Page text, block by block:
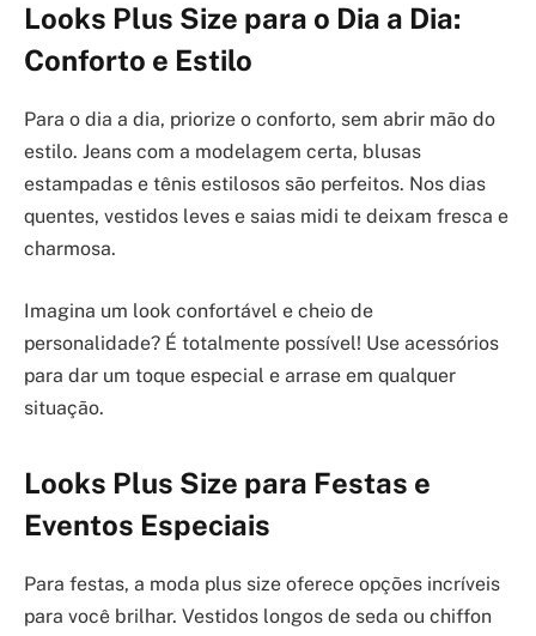
Looks Plus Size para o Dia a Dia:
Conforto e Estilo
Para o dia a dia, priorize o conforto, sem abrir mão do
estilo. Jeans com a modelagem certa, blusas
estampadas e tênis estilosos são perfeitos. Nos dias
quentes, vestidos leves e saias midi te deixam fresca e
charmosa.
Imagina um look confortável e cheio de
personalidade? É totalmente possível! Use acessórios
para dar um toque especial e arrase em qualquer
situação.
Looks Plus Size para Festas e
Eventos Especiais
Para festas, a moda plus size oferece opções incríveis
para você brilhar. Vestidos longos de seda ou chiffon